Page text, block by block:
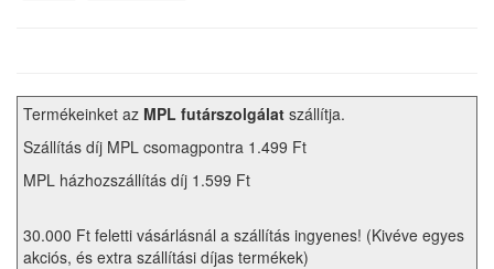
Termékeinket az MPL futárszolgálat szállítja.
Szállítás díj MPL csomagpontra 1.499 Ft
MPL házhozszállítás díj 1.599 Ft
30.000 Ft feletti vásárlásnál a szállítás ingyenes! (Kivéve egyes
akciós, és extra szállítási díjas termékek)